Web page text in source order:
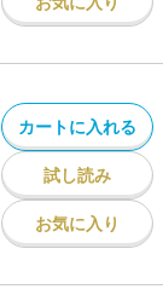
カートに入れる
試し読み
お気に入り